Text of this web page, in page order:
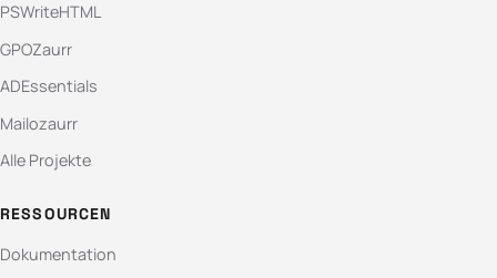
PSWriteHTML
GPOZaurr
ADEssentials
Mailozaurr
Alle Projekte
RESSOURCEN
Dokumentation